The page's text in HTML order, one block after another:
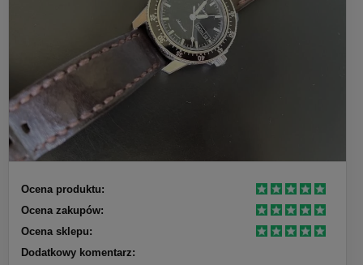
Ocena produktu:
Ocena zakupów:
Ocena sklepu:
Dodatkowy komentarz: